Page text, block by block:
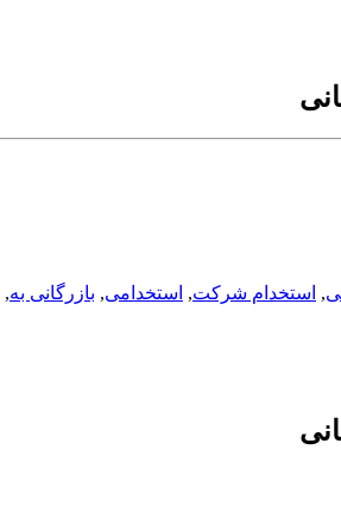
, استخدام شرکت, استخدامی, بازرگانی به,